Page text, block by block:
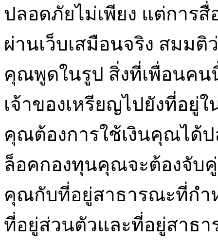
ปลอดภัยไม่เพียง แต่การ
ผ่านเว็บเสมือนจริง สมมติ
คุณพูดในรูป สิ่งที่เพื่อนคน
เจ้าของเหรียญไปยังที่อยู่
คุณต้องการใช้เงินคุณได้
ล็อคกองทุนคุณจะต้องจับ
คุณกับที่อยู่สาธารณะที่กำ
ที่อยู่ส่วนตัวและที่อยู่สาธ